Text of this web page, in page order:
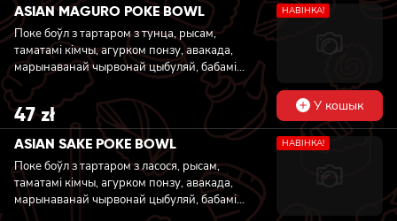
ASIAN MAGURO POKE BOWL
Поке боўл з тартаром з тунца, рысам,
таматамі кімчы, агурком понзу, авакада,
марынаванай чырвонай цыбуляй, бабамі
эдамамэ, грыбамі мун з кунжутам, кінзай і
арэхамі кеш’ю
НАВIНКА!
47zł У кошык
ASIAN SAKE POKE BOWL
Поке боўл з тартаром з ласося, рысам,
таматамі кімчы, агурком понзу, авакада,
марынаванай чырвонай цыбуляй, бабамі
эдамамэ, грыбамі мун з кунжутам, кінзай і
НАВIНКА!